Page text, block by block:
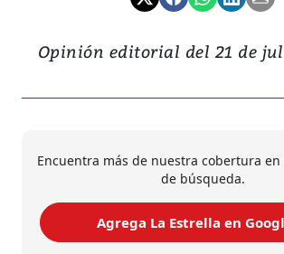
Opinión editorial del 21 de
Encuentra más de nuestra cobertura
de búsqueda.
Agrega La Estrella en